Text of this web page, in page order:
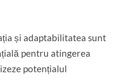
și adaptabilitatea sunt
pentru atingerea
potențialul